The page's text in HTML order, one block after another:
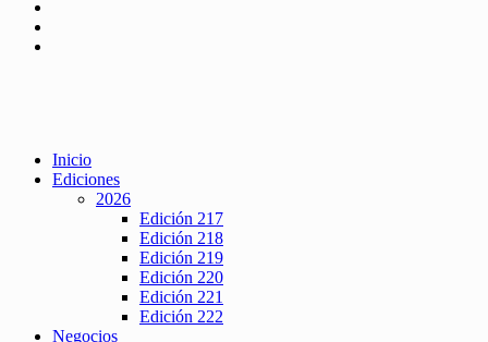
Inicio
Ediciones
2026
Edición 217
Edición 218
Edición 219
Edición 220
Edición 221
Edición 222
Negocios